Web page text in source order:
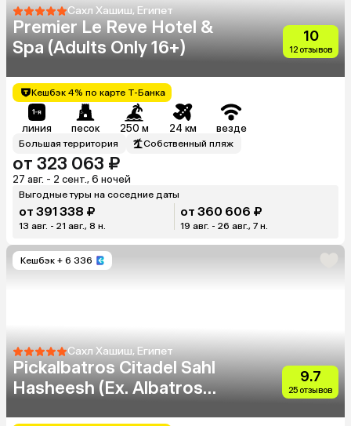
Сахл Хашиш, Египет
Premier Le Reve Hotel &
Spa (Adults Only 16+)
10
12 отзывов
Кешбэк 4% по карте Т-Банка
линия песок 250 м 24 км везде
Большая территория Собственный пляж
от 323 063 ₽
27 авг. - 2 сент., 6 ночей
Выгодные туры на соседние даты
от 391 338 ₽
13 авг. - 21 авг., 8 н.
от 360 606 ₽
19 авг. - 26 авг., 7 н.
Кешбэк + 6 336
Сахл Хашиш, Египет
Pickalbatros Citadel Sahl
Hasheesh (Ex. Albatros
9.7
25 отзывов